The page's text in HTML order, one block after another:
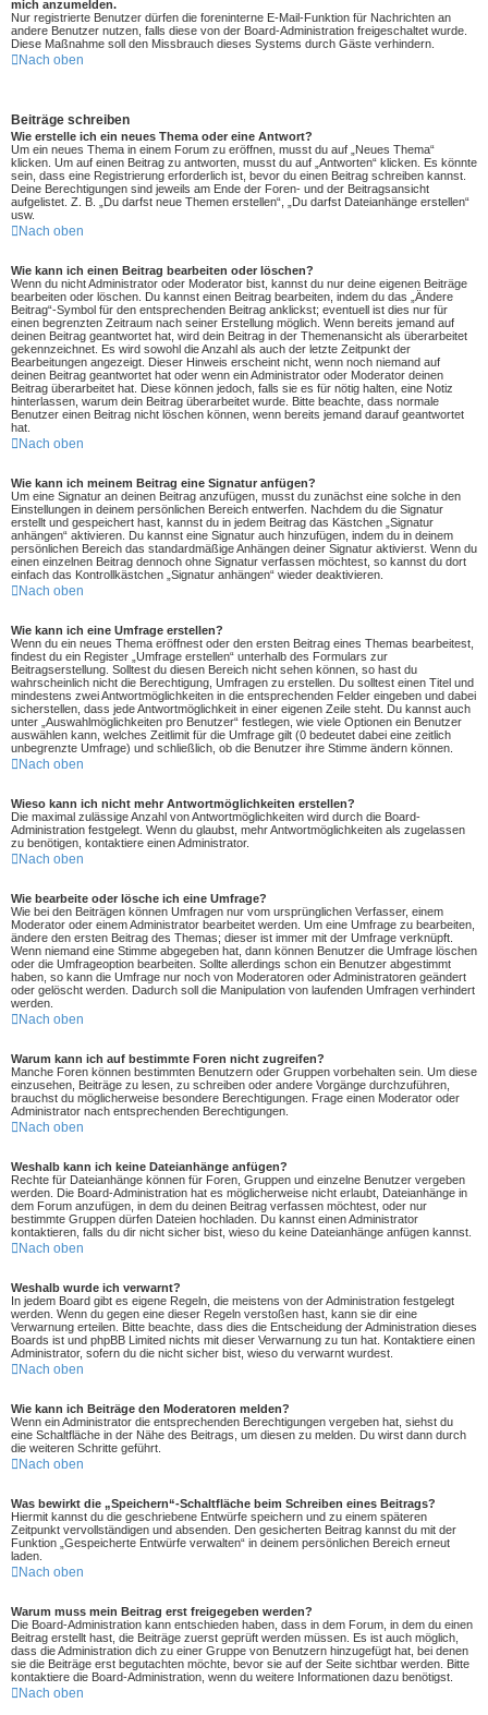
mich anzumelden.
Nur registrierte Benutzer dürfen die foreninterne E-Mail-Funktion für Nachrichten an
andere Benutzer nutzen, falls diese von der Board-Administration freigeschaltet wurde.
Diese Maßnahme soll den Missbrauch dieses Systems durch Gäste verhindern.
Nach oben
Beiträge schreiben
Wie erstelle ich ein neues Thema oder eine Antwort?
Um ein neues Thema in einem Forum zu eröffnen, musst du auf „Neues Thema“
klicken. Um auf einen Beitrag zu antworten, musst du auf „Antworten“ klicken. Es könnte
sein, dass eine Registrierung erforderlich ist, bevor du einen Beitrag schreiben kannst.
Deine Berechtigungen sind jeweils am Ende der Foren- und der Beitragsansicht
aufgelistet. Z. B. „Du darfst neue Themen erstellen“, „Du darfst Dateianhänge erstellen“
usw.
Nach oben
Wie kann ich einen Beitrag bearbeiten oder löschen?
Wenn du nicht Administrator oder Moderator bist, kannst du nur deine eigenen Beiträge
bearbeiten oder löschen. Du kannst einen Beitrag bearbeiten, indem du das „Ändere
Beitrag“-Symbol für den entsprechenden Beitrag anklickst; eventuell ist dies nur für
einen begrenzten Zeitraum nach seiner Erstellung möglich. Wenn bereits jemand auf
deinen Beitrag geantwortet hat, wird dein Beitrag in der Themenansicht als überarbeitet
gekennzeichnet. Es wird sowohl die Anzahl als auch der letzte Zeitpunkt der
Bearbeitungen angezeigt. Dieser Hinweis erscheint nicht, wenn noch niemand auf
deinen Beitrag geantwortet hat oder wenn ein Administrator oder Moderator deinen
Beitrag überarbeitet hat. Diese können jedoch, falls sie es für nötig halten, eine Notiz
hinterlassen, warum dein Beitrag überarbeitet wurde. Bitte beachte, dass normale
Benutzer einen Beitrag nicht löschen können, wenn bereits jemand darauf geantwortet
hat.
Nach oben
Wie kann ich meinem Beitrag eine Signatur anfügen?
Um eine Signatur an deinen Beitrag anzufügen, musst du zunächst eine solche in den
Einstellungen in deinem persönlichen Bereich entwerfen. Nachdem du die Signatur
erstellt und gespeichert hast, kannst du in jedem Beitrag das Kästchen „Signatur
anhängen“ aktivieren. Du kannst eine Signatur auch hinzufügen, indem du in deinem
persönlichen Bereich das standardmäßige Anhängen deiner Signatur aktivierst. Wenn du
einen einzelnen Beitrag dennoch ohne Signatur verfassen möchtest, so kannst du dort
einfach das Kontrollkästchen „Signatur anhängen“ wieder deaktivieren.
Nach oben
Wie kann ich eine Umfrage erstellen?
Wenn du ein neues Thema eröffnest oder den ersten Beitrag eines Themas bearbeitest,
findest du ein Register „Umfrage erstellen“ unterhalb des Formulars zur
Beitragserstellung. Solltest du diesen Bereich nicht sehen können, so hast du
wahrscheinlich nicht die Berechtigung, Umfragen zu erstellen. Du solltest einen Titel und
mindestens zwei Antwortmöglichkeiten in die entsprechenden Felder eingeben und dabei
sicherstellen, dass jede Antwortmöglichkeit in einer eigenen Zeile steht. Du kannst auch
unter „Auswahlmöglichkeiten pro Benutzer“ festlegen, wie viele Optionen ein Benutzer
auswählen kann, welches Zeitlimit für die Umfrage gilt (0 bedeutet dabei eine zeitlich
unbegrenzte Umfrage) und schließlich, ob die Benutzer ihre Stimme ändern können.
Nach oben
Wieso kann ich nicht mehr Antwortmöglichkeiten erstellen?
Die maximal zulässige Anzahl von Antwortmöglichkeiten wird durch die Board-
Administration festgelegt. Wenn du glaubst, mehr Antwortmöglichkeiten als zugelassen
zu benötigen, kontaktiere einen Administrator.
Nach oben
Wie bearbeite oder lösche ich eine Umfrage?
Wie bei den Beiträgen können Umfragen nur vom ursprünglichen Verfasser, einem
Moderator oder einem Administrator bearbeitet werden. Um eine Umfrage zu bearbeiten,
ändere den ersten Beitrag des Themas; dieser ist immer mit der Umfrage verknüpft.
Wenn niemand eine Stimme abgegeben hat, dann können Benutzer die Umfrage löschen
oder die Umfrageoption bearbeiten. Sollte allerdings schon ein Benutzer abgestimmt
haben, so kann die Umfrage nur noch von Moderatoren oder Administratoren geändert
oder gelöscht werden. Dadurch soll die Manipulation von laufenden Umfragen verhindert
werden.
Nach oben
Warum kann ich auf bestimmte Foren nicht zugreifen?
Manche Foren können bestimmten Benutzern oder Gruppen vorbehalten sein. Um diese
einzusehen, Beiträge zu lesen, zu schreiben oder andere Vorgänge durchzuführen,
brauchst du möglicherweise besondere Berechtigungen. Frage einen Moderator oder
Administrator nach entsprechenden Berechtigungen.
Nach oben
Weshalb kann ich keine Dateianhänge anfügen?
Rechte für Dateianhänge können für Foren, Gruppen und einzelne Benutzer vergeben
werden. Die Board-Administration hat es möglicherweise nicht erlaubt, Dateianhänge in
dem Forum anzufügen, in dem du deinen Beitrag verfassen möchtest, oder nur
bestimmte Gruppen dürfen Dateien hochladen. Du kannst einen Administrator
kontaktieren, falls du dir nicht sicher bist, wieso du keine Dateianhänge anfügen kannst.
Nach oben
Weshalb wurde ich verwarnt?
In jedem Board gibt es eigene Regeln, die meistens von der Administration festgelegt
werden. Wenn du gegen eine dieser Regeln verstoßen hast, kann sie dir eine
Verwarnung erteilen. Bitte beachte, dass dies die Entscheidung der Administration dieses
Boards ist und phpBB Limited nichts mit dieser Verwarnung zu tun hat. Kontaktiere einen
Administrator, sofern du die nicht sicher bist, wieso du verwarnt wurdest.
Nach oben
Wie kann ich Beiträge den Moderatoren melden?
Wenn ein Administrator die entsprechenden Berechtigungen vergeben hat, siehst du
eine Schaltfläche in der Nähe des Beitrags, um diesen zu melden. Du wirst dann durch
die weiteren Schritte geführt.
Nach oben
Was bewirkt die „Speichern“-Schaltfläche beim Schreiben eines Beitrags?
Hiermit kannst du die geschriebene Entwürfe speichern und zu einem späteren
Zeitpunkt vervollständigen und absenden. Den gesicherten Beitrag kannst du mit der
Funktion „Gespeicherte Entwürfe verwalten“ in deinem persönlichen Bereich erneut
laden.
Nach oben
Warum muss mein Beitrag erst freigegeben werden?
Die Board-Administration kann entschieden haben, dass in dem Forum, in dem du einen
Beitrag erstellt hast, die Beiträge zuerst geprüft werden müssen. Es ist auch möglich,
dass die Administration dich zu einer Gruppe von Benutzern hinzugefügt hat, bei denen
sie die Beiträge erst begutachten möchte, bevor sie auf der Seite sichtbar werden. Bitte
kontaktiere die Board-Administration, wenn du weitere Informationen dazu benötigst.
Nach oben